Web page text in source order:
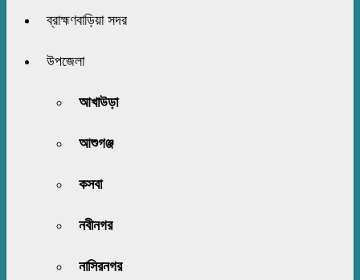
ব্রাহ্মণবাড়িয়া সদর
উপজেলা
আখাউড়া
আশুগঞ্জ
কসবা
নবীনগর
নাসিরনগর